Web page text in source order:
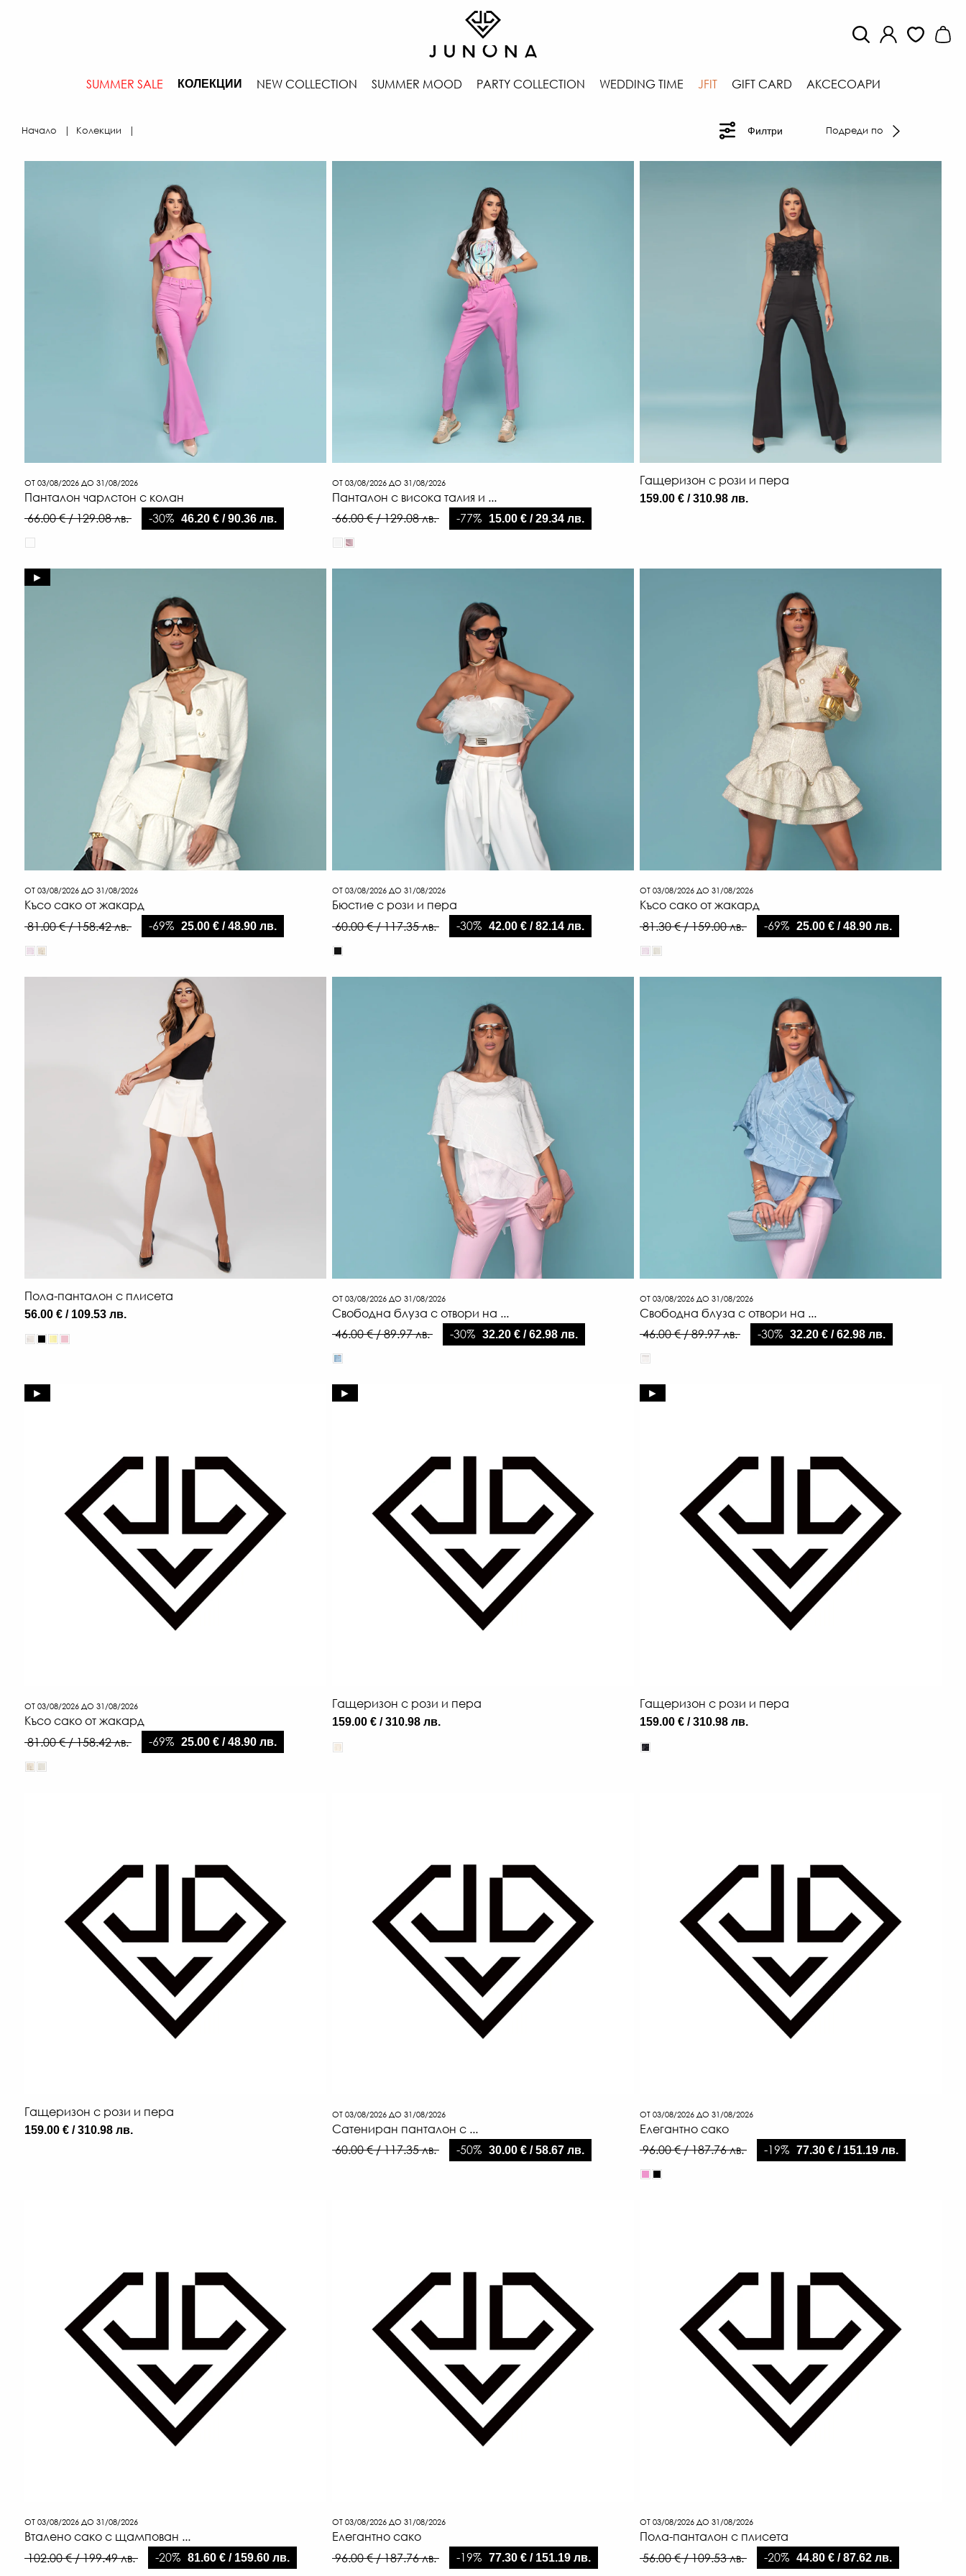
SUMMER SALE КОЛЕКЦИИ NEW COLLECTION SUMMER MOOD PARTY COLLECTION WEDDING TIME JFIT GIFT CARD АКСЕСОАРИ
Начало Колекции Филтри Подреди по
ОТ 03/08/2026 ДО 31/08/2026
Панталон чарлстон с колан
66.00 € / 129.08 лв.
-30% 46.20 € / 90.36 лв.
ОТ 03/08/2026 ДО 31/08/2026
Панталон с висока талия и ...
66.00 € / 129.08 лв.
-77% 15.00 € / 29.34 лв.
Гащеризон с рози и пера
159.00 € / 310.98 лв.
►
ОТ 03/08/2026 ДО 31/08/2026
Късо сако от жакард
81.00 € / 158.42 лв.
-69% 25.00 € / 48.90 лв.
ОТ 03/08/2026 ДО 31/08/2026
Бюстие с рози и пера
60.00 € / 117.35 лв.
-30% 42.00 € / 82.14 лв.
ОТ 03/08/2026 ДО 31/08/2026
Късо сако от жакард
81.30 € / 159.00 лв.
-69% 25.00 € / 48.90 лв.
Пола-панталон с плисета
56.00 € / 109.53 лв.
ОТ 03/08/2026 ДО 31/08/2026
Свободна блуза с отвори на ...
46.00 € / 89.97 лв.
-30% 32.20 € / 62.98 лв.
ОТ 03/08/2026 ДО 31/08/2026
Свободна блуза с отвори на ...
46.00 € / 89.97 лв.
-30% 32.20 € / 62.98 лв.
►
ОТ 03/08/2026 ДО 31/08/2026
Късо сако от жакард
81.00 € / 158.42 лв.
-69% 25.00 € / 48.90 лв.
►
Гащеризон с рози и пера
159.00 € / 310.98 лв.
►
Гащеризон с рози и пера
159.00 € / 310.98 лв.
Гащеризон с рози и пера
159.00 € / 310.98 лв.
ОТ 03/08/2026 ДО 31/08/2026
Сатениран панталон с ...
60.00 € / 117.35 лв.
-50% 30.00 € / 58.67 лв.
ОТ 03/08/2026 ДО 31/08/2026
Елегантно сако
96.00 € / 187.76 лв.
-19% 77.30 € / 151.19 лв.
ОТ 03/08/2026 ДО 31/08/2026
Вталено сако с щампован ...
102.00 € / 199.49 лв.
-20% 81.60 € / 159.60 лв.
ОТ 03/08/2026 ДО 31/08/2026
Елегантно сако
96.00 € / 187.76 лв.
-19% 77.30 € / 151.19 лв.
ОТ 03/08/2026 ДО 31/08/2026
Пола-панталон с плисета
56.00 € / 109.53 лв.
-20% 44.80 € / 87.62 лв.